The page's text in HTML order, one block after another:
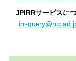
JPIRRサービスに
irr-